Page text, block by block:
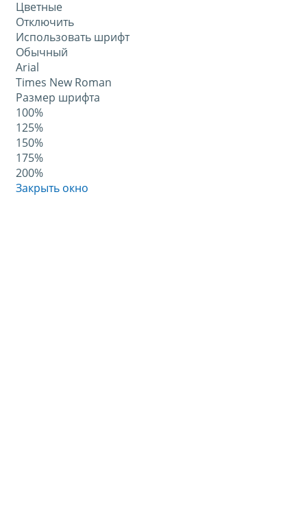
Цветные
Отключить
Использовать шрифт
Обычный
Arial
Times New Roman
Размер шрифта
100%
125%
150%
175%
200%
Закрыть окно